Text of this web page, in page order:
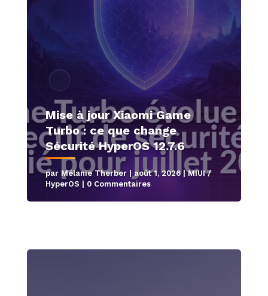
Mise à jour Xiaomi Game
Turbo : ce que change
Sécurité HyperOS 12.7.6
par Mélanie Therber |août 1, 2026|MIUI /
HyperOS | 0 Commentaires